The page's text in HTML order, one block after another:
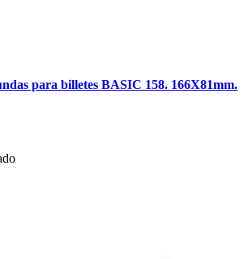
para billetes BASIC 158. 166X81mm.